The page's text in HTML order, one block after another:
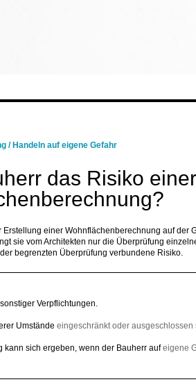
/ Handeln auf eigene Gefahr
das Risiko einer
einer Wohnflächenberechnung auf der
sie vom Architekten nur die Überprüfung
begrenzten Überprüfung verbundene Risiko.
Verpflichtungen.
Umstände eingeschränkt oder ausgeschlossen
kann sich ergeben, wenn der Bauherr aufeigene